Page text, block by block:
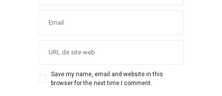
Save my name, email and website in this
browser for the next time I comment.